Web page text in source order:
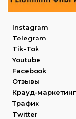
Instagram
Telegram
Tik-Tok
Youtube
Facebook
Отзывы
Крауд-маркетинг
Трафик
Twitter